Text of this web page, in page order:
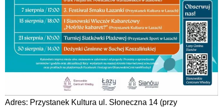
Adres: Przystanek Kultura ul. Słoneczna 14 (przy